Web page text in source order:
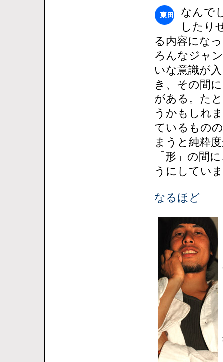
なんで
したり
る内容にな
ろんなジャ
いな意識が
き、その間
がある。た
うかもしれ
ているもの
まうと純粋
「形」の間
うにしてい
なるほど